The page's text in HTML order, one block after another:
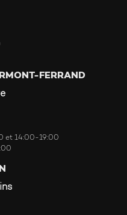
FERRAND
et 14:00-19:00